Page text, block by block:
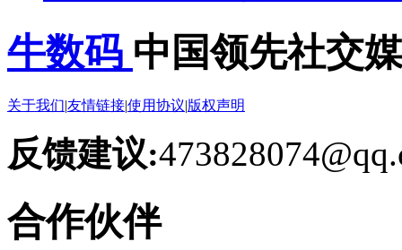
牛数码 中国领先社交
关于我们|友情链接|使用协议|版权声明
反馈建议:
合作伙伴